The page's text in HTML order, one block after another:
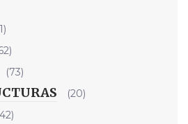
(73)
(20)